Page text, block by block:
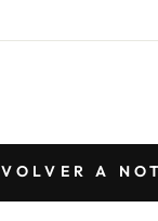
VOLVER A